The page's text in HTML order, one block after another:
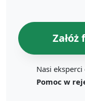
Nasi
Pomoc w